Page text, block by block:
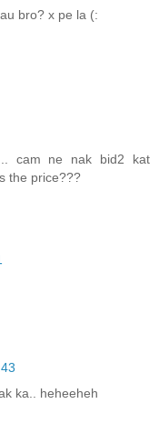
bro? x pe la (:
cam ne nak bid2 kat
the price???
ka.. heheeheh